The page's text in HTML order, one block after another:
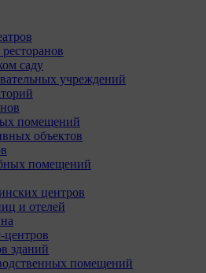
саду
учреждений
помещений
объектов
помещений
центров
и отелей
центров
зданий
помещений